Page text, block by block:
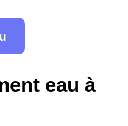
eau à